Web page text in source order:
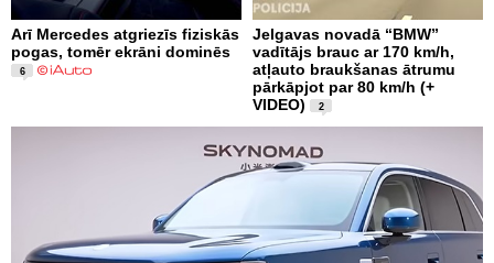
Arī Mercedes atgriezīs fiziskās
pogas, tomēr ekrāni dominēs
6
Jelgavas novadā “BMW”
vadītājs brauc ar 170 km/h,
atļauto braukšanas ātrumu
pārkāpjot par 80 km/h (+
VIDEO)
2